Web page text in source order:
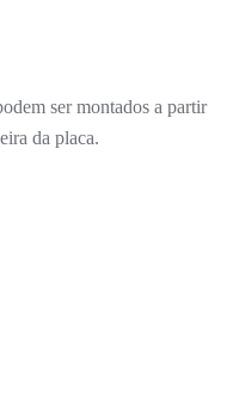
ser montados a partir
da placa.